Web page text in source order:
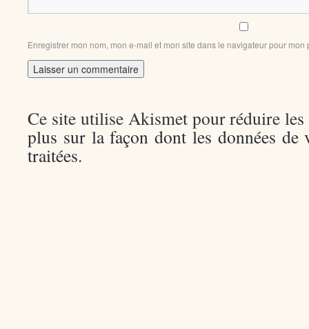
Enregistrer mon nom, mon e-mail et mon site dans le navigateur pour
Ce site utilise Akismet pour réduire
plus sur la façon dont les données de
traitées.